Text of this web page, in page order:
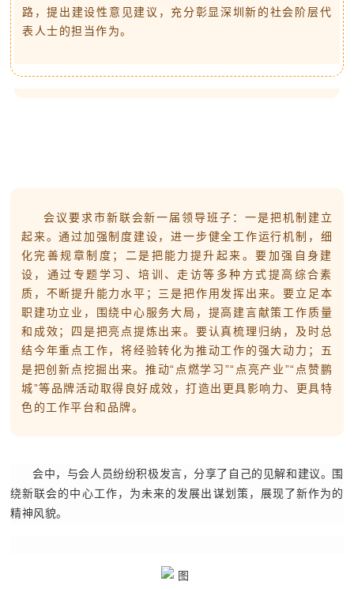
路，提出建设性意见建议，充分彰显深圳新的社会阶层代
表人士的担当作为。
会议要求市新联会新一届领导班子：一是把机制建立
起来。通过加强制度建设，进一步健全工作运行机制，细
化完善规章制度；二是把能力提升起来。要加强自身建
设，通过专题学习、培训、走访等多种方式提高综合素
质，不断提升能力水平；三是把作用发挥出来。要立足本
职建功立业，围绕中心服务大局，提高建言献策工作质量
和成效；四是把亮点提炼出来。要认真梳理归纳，及时总
结今年重点工作，将经验转化为推动工作的强大动力；五
是把创新点挖掘出来。推动“点燃学习”“点亮产业”“点赞鹏
城”等品牌活动取得良好成效，打造出更具影响力、更具特
色的工作平台和品牌。
会中，与会人员纷纷积极发言，分享了自己的见解和建议。围
绕新联会的中心工作，为未来的发展出谋划策，展现了新作为的
精神风貌。